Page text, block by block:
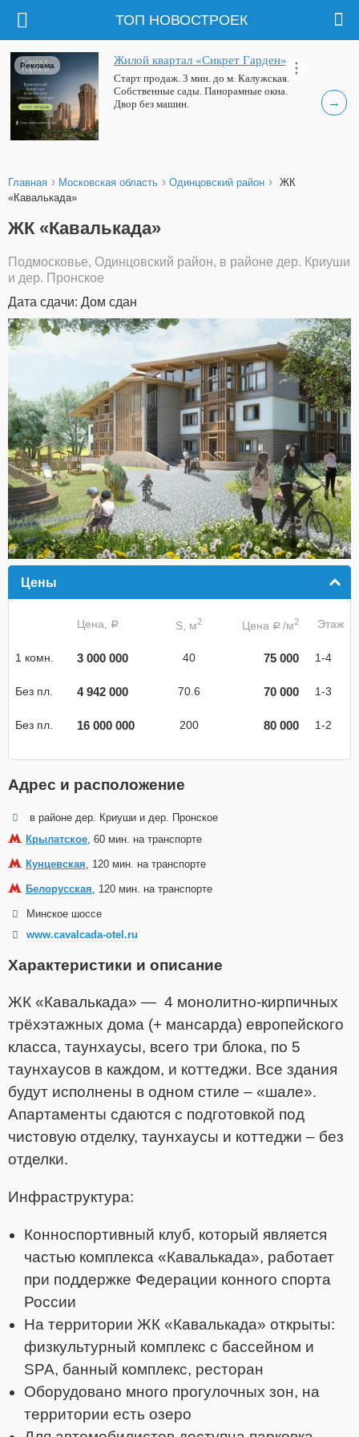
ТОП НОВОСТРОЕК
→
Жилой квартал «Сикрет Гарден»
Старт продаж. 3 мин. до м. Калужская.
Собственные сады. Панорамные окна.
Двор без машин.
Реклама
Главная › Московская область › Одинцовский район › ЖК
«Кавалькада»
ЖК «Кавалькада»
Подмосковье, Одинцовский район, в районе дер. Криуши
и дер. Пронское
Дата сдачи: Дом сдан
Цены
Цена, a S, м2 Цена a /м2 Этаж
1 комн. 3 000 000 40 75 000 1-4
Без пл. 4 942 000 70.6 70 000 1-3
Без пл. 16 000 000 200 80 000 1-2
Адрес и расположение
в районе дер. Криуши и дер. Пронское
Крылатское , 60 мин. на транспорте
Кунцевская , 120 мин. на транспорте
Белорусская , 120 мин. на транспорте
Минское шоссе
www.cavalcada-otel.ru
Характеристики и описание
ЖК «Кавалькада» — 4 монолитно-кирпичных
трёхэтажных дома (+ мансарда) европейского
класса, таунхаусы, всего три блока, по 5
таунхаусов в каждом, и коттеджи. Все здания
будут исполнены в одном стиле – «шале».
Апартаменты сдаются с подготовкой под
чистовую отделку, таунхаусы и коттеджи – без
отделки.
Инфраструктура:
Конноспортивный клуб, который является
частью комплекса «Кавалькада», работает
при поддержке Федерации конного спорта
России
На территории ЖК «Кавалькада» открыты:
физкультурный комплекс с бассейном и
SPA, банный комплекс, ресторан
Оборудовано много прогулочных зон, на
территории есть озеро